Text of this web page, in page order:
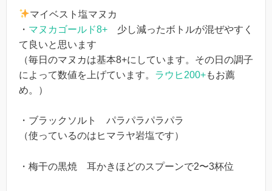
マイベスト塩マヌカ
・ マヌカゴールド8+ 少し減ったボトルが混ぜやすく
て良いと思います
（毎日のマヌカは基本8+にしています。その日の調子
によって数値を上げています。 ラウヒ200+もお薦
め。）
・ブラックソルト パラパラパラパラ
（使っているのはヒマラヤ岩塩です）
・梅干の黒焼 耳かきほどのスプーンで2〜3杯位